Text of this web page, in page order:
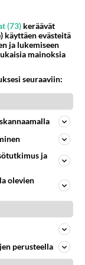
viestiä.
44
14
(73) keräävät
käyttäen evästeitä
ja lukemiseen
mainoksia
seuraaviin:
ja
olevien
perusteella